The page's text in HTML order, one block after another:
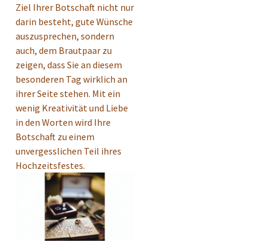
Ziel Ihrer Botschaft nicht nur
darin besteht, gute Wünsche
auszusprechen, sondern
auch, dem Brautpaar zu
zeigen, dass Sie an diesem
besonderen Tag wirklich an
ihrer Seite stehen. Mit ein
wenig Kreativität und Liebe
in den Worten wird Ihre
Botschaft zu einem
unvergesslichen Teil ihres
Hochzeitsfestes.